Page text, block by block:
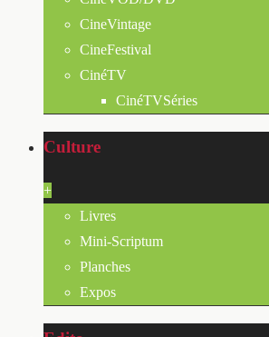
CineVintage
CineFestival
CinéTV
CinéTVSéries
Culture
+
Livres
Mini-Scriptum
Planches
Expos